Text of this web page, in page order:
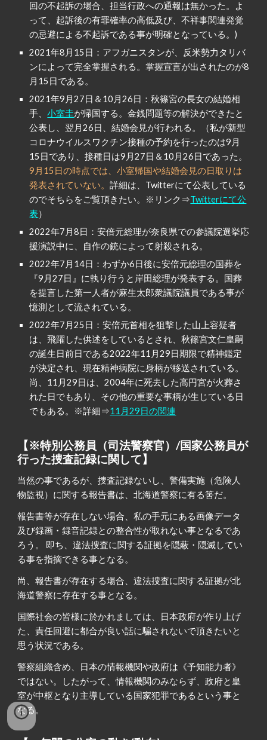
回の不起訴の場合、担当行政への通報は無かった。よ
って、起訴後の有罪確率の高低及び、不祥事関連発覚
の忌避による不起訴である事が明確となっている。)
2021年8月15日：アフガニスタンが、反米勢力タリバ
ンによって完全掌握される。掌握宣言が出されたのが8
月15日である。
2021年9月27日＆10月26日：秋篠宮の長女の結婚相
手、小室圭が帰国する。金銭問題等の解決ができたと
公表し、翌月26日、結婚会見が行われる。（私が新型
コロナウイルスワクチン接種の予約を行ったのは9月
15日であり、接種日は9月27日＆10月26日であった。
9月15日の時点では、小室帰国や結婚会見の日取りは
発表されていない。詳細は、Twitterにて公表している
のでそちらをご覧頂きたい。※リンク⇒Twitterにて公
表）
2022年7月8日：安倍元総理が奈良県での参議院選挙応
援演説中に、自作の銃によって射殺される。
2022年7月14日：わずか6日後に安倍元総理の国葬を
『9月27日』に執り行うと岸田総理が発表する。国葬
を提言した第一人者が麻生太郎衆議院議員である事が
憶測として流されている。
2022年7月25日：安倍元首相を狙撃した山上容疑者
は、飛躍した供述をしているとされ、秋篠宮文仁皇嗣
の誕生日前日である2022年11月29日期限で精神鑑定
が決定され、現在精神病院に身柄が移送されている。
尚、11月29日は、2004年に死去した高円宮が火葬さ
れた日でもあり、その他の重要な事柄が生じている日
でもある。※詳細⇒11月29日の関連
【※特別公務員（司法警察官）/国家公務員が
行った捜査記録に関して】
当然の事であるが、捜査記録ないし、警備実施（危険人
物監視）に関する報告書は、北海道警察に有る筈だ。
報告書等が存在しない場合、私の手元にある画像データ
及び録画・録音記録との整合性が取れない事となるであ
ろう。 即ち、違法捜査に関する証拠を隠蔽・隠滅してい
る事を指摘できる事となる。
尚、報告書が存在する場合、違法捜査に関する証拠が北
海道警察に存在する事となる。
国際社会の皆様に於かれましては、日本政府が作り上げ
た、責任回避に都合が良い話に騙されないで頂きたいと
思う状況である。
警察組織含め、日本の情報機関や政府は《予知能力者》
ではない。したがって、情報機関のみならず、政府と皇
室が中枢となり主導している国家犯罪であるという事と
なる。